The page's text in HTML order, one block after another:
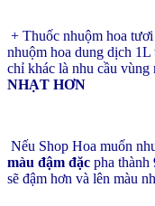
+ Thuốc nhuộm hoa
nhuộm hoa dung dịch
chỉ khác là nhu cầu vùng
NHẠT HƠN
Nếu Shop Hoa muốn
màu đậm đặc pha thành
sẽ đậm hơn và lên màu